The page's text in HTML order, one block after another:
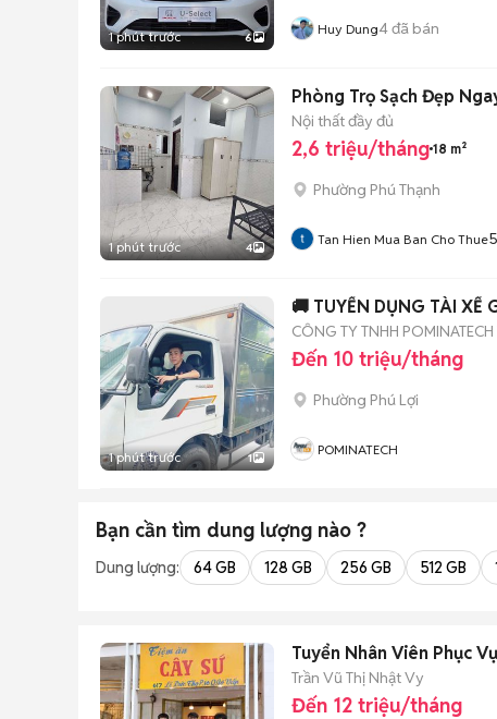
1 phút trước 6 Huy Dung4đã bán
1 phút trước 4
Phòng Trọ Sạch Đẹp
Nội thất đầy đủ
2,6 triệu/tháng 18 m²
Phường Phú Thạnh
Tan Hien Mua Ban Cho Thue
1 phút trước 1
🚚 TUYỂN DỤNG TÀI
CÔNG TY TNHH
Đến 10 triệu/tháng
Phường Phú Lợi
POMINATECH
Bạn cần tìm dung lượng nào ?
Dung lượng: 64 GB 128 GB 256 GB 512 GB
Tuyển Nhân Viên Phục
Trần Vũ Thị Nhật Vy
Đến 12 triệu/tháng